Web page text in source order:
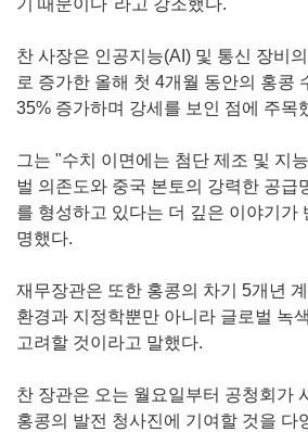
찬 사장은 인공지능(AI) 및 통신 장비
로 증가한 올해 첫 4개월 동안의 홍콩
35% 증가하며 강세를 보인 점에 주목
그는 "수치 이면에는 첨단 제조 및 지
벌 의존도와 중국 본토의 강력한 공급
를 형성하고 있다는 더 깊은 이야기가
명했다.
재무장관은 또한 홍콩의 차기 5개년
환경과 지정학뿐만 아니라 글로벌 녹
고려할 것이라고 말했다.
찬 장관은 오는 월요일부터 공청회가
홍콩의 발전 청사진에 기여할 것을 다